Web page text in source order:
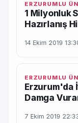
ERZURUMLU
1 Milyonluk
Hazırlanış
14 Ekim 2019
ERZURUMLU
Erzurum'da
Damga
7 Ekim 2019